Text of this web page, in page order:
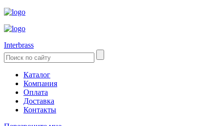
Interbrass
Каталог
Компания
Оплата
Доставка
Контакты